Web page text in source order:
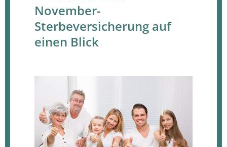
November-
Sterbeversicherung auf
einen Blick